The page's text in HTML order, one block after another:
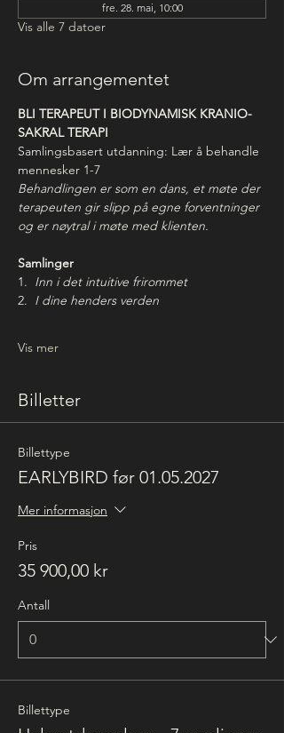
fre. 28. mai, 10:00
Vis alle 7 datoer
Om arrangementet
BLI TERAPEUT I BIODYNAMISK KRANIO-
SAKRAL TERAPI
Samlingsbasert utdanning: Lær å behandle
mennesker 1-7
Behandlingen er som en dans, et møte der
terapeuten gir slipp på egne forventninger
og er nøytral i møte med klienten.
Samlinger
1. Inn i det intuitive frirommet
2. I dine henders verden
Vis mer
Billetter
Billettype
EARLYBIRD før 01.05.2027
Mer informasjon
Pris
35 900,00 kr
Antall
Billettype